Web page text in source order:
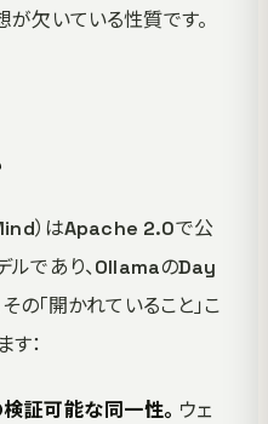
が欠いている性質です。
）はApache 2.0で公
ルであり、OllamaのDay
の「開かれていること」こ
：
証可能な同一性。 ウェ